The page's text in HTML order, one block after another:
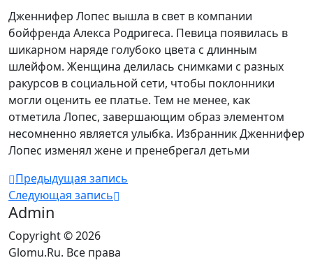
Дженнифер Лопес вышла в свет в компании
бойфренда Алекса Родригеса. Певица появилась в
шикарном наряде голубоко цвета с длинным
шлейфом. Женщина делилась снимками с разных
ракурсов в социальной сети, чтобы поклонники
могли оценить ее платье. Тем не менее, как
отметила Лопес, завершающим образ элементом
несомненно является улыбка. Избранник Дженнифер
Лопес изменял жене и пренебрегал детьми
Предыдущая запись
Следующая запись
Admin
Copyright © 2026
Glomu.Ru. Все права